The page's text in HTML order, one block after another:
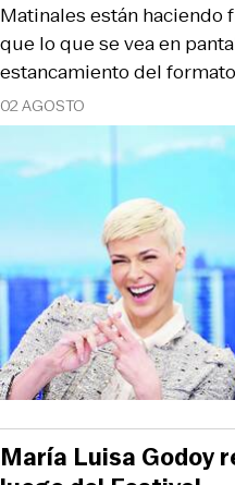
02 AGOSTO
Matinales están
que lo que se vea en
estancamiento del
María Luisa Godoy